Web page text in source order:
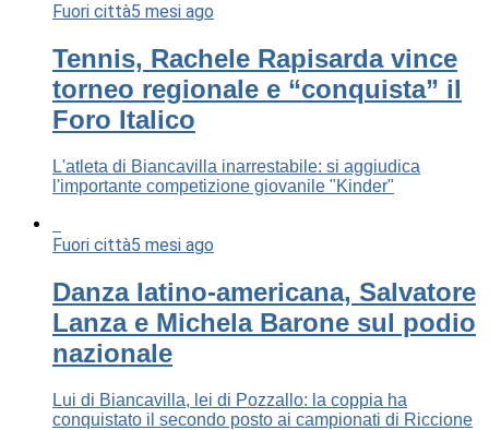
Fuori città5 mesi ago
Tennis, Rachele Rapisarda vince
torneo regionale e “conquista” il
Foro Italico
L'atleta di Biancavilla inarrestabile: si aggiudica
l'importante competizione giovanile "Kinder"
Fuori città5 mesi ago
Danza latino-americana, Salvatore
Lanza e Michela Barone sul podio
nazionale
Lui di Biancavilla, lei di Pozzallo: la coppia ha
conquistato il secondo posto ai campionati di Riccione